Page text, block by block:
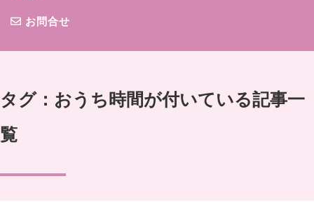
お問合せ
タグ：おうち時間が付いている記事一
覧